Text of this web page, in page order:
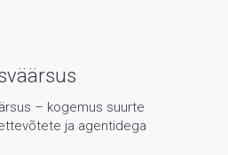
– kogemus suurte
ja agentidega